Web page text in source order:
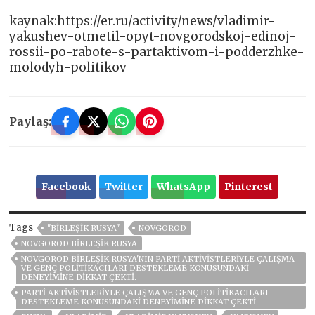
kaynak:https://er.ru/activity/news/vladimir-
yakushev-otmetil-opyt-novgorodskoj-edinoj-
rossii-po-rabote-s-partaktivom-i-podderzhke-
molodyh-politikov
Paylaş:
Facebook Twitter WhatsApp Pinterest
Tags "BIRLEŞIK RUSYA"
NOVGOROD
NOVGOROD BIRLEŞIK RUSYA
NOVGOROD BIRLEŞIK RUSYA'NIN PARTI AKTIVISTLERIYLE ÇALIŞMA
VE GENÇ POLITIKACILARI DESTEKLEME KONUSUNDAKI
DENEYIMINE DIKKAT ÇEKTI.
PARTI AKTIVISTLERIYLE ÇALIŞMA VE GENÇ POLITIKACILARI
DESTEKLEME KONUSUNDAKI DENEYIMINE DIKKAT ÇEKTI